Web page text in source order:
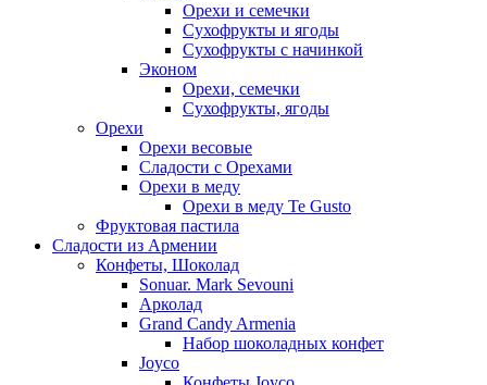
Орехи и семечки
Сухофрукты и ягоды
Сухофрукты с начинкой
Эконом
Орехи, семечки
Сухофрукты, ягоды
Орехи
Орехи весовые
Сладости с Орехами
Орехи в меду
Орехи в меду Te Gusto
Фруктовая пастила
Сладости из Армении
Конфеты, Шоколад
Sonuar. Mark Sevouni
Арколад
Grand Candy Armenia
Набор шоколадных конфет
Joyco